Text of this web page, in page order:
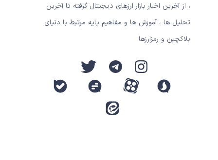
، از آخرین اخبار بازار ارزهای دیجیتال گرفته تا آخرین
تحلیل ها ، آموزش ها و مفاهیم پایه مرتبط با دنیای
بلاکچین و رمزارزها.